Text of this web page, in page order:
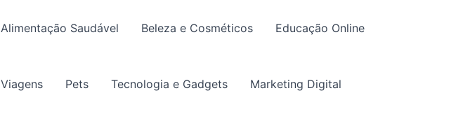
Alimentação Saudável Beleza e Cosméticos Educação Online
Viagens Pets Tecnologia e Gadgets Marketing Digital